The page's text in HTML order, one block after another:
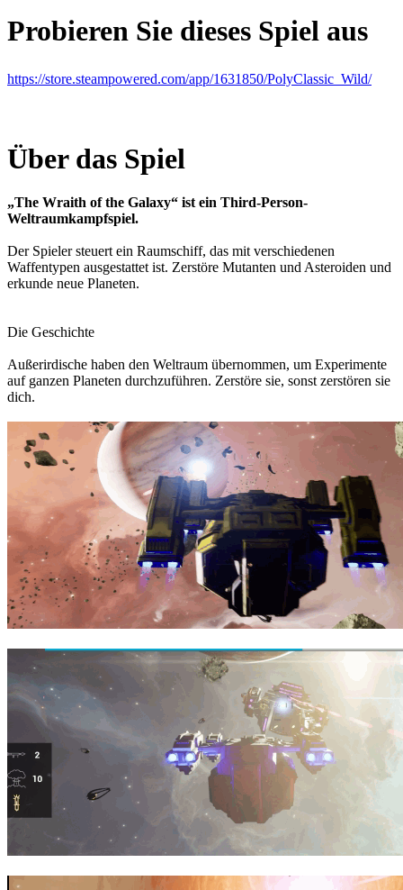
Probieren Sie dieses Spiel aus
https://store.steampowered.com/app/1631850/PolyClassic_Wild/
Über das Spiel
„The Wraith of the Galaxy“ ist ein Third-Person-
Weltraumkampfspiel.
Der Spieler steuert ein Raumschiff, das mit verschiedenen
Waffentypen ausgestattet ist. Zerstöre Mutanten und Asteroiden und
erkunde neue Planeten.
Die Geschichte
Außerirdische haben den Weltraum übernommen, um Experimente
auf ganzen Planeten durchzuführen. Zerstöre sie, sonst zerstören sie
dich.